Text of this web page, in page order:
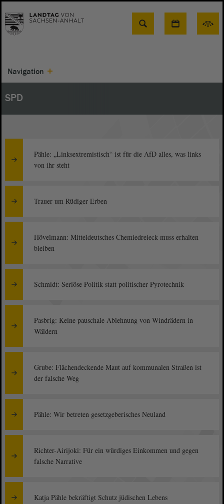
Suche
Navigation
SPD
Pähle: „Linksextremistisch“ ist für die AfD alles, was links
von ihr steht
Trauer um Rüdiger Erben
Hövelmann: Mitteldeutsches Chemiedreieck muss erhalten
bleiben
Schmidt: Seriöse Politik statt politischer Pyrotechnik
Pasbrig: Keine pauschale Ablehnung von Windrädern in
Wäldern
Grube: Flächendeckende Maut auf kommunalen Straßen ist
der falsche Weg
Pähle: Wir betreten gesetzgeberisches Neuland
Richter-Airijoki: Für ein würdiges Einkommen und gegen
falsche Narrative
Katja Pähle bekräftigt Schutz jüdischen Lebens